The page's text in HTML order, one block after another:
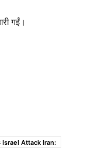
गईं।
Israel Attack Iran: